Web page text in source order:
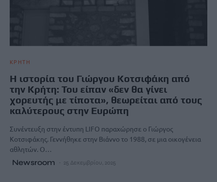
ΚΡΗΤΗ
H ιστορία του Γιώργου Κοτσιφάκη από
την Κρήτη: Του είπαν «δεν θα γίνει
χορευτής με τίποτα», θεωρείται από τους
καλύτερους στην Ευρώπη
Συνέντευξη στην έντυπη LIFO παραχώρησε ο Γιώργος
Κοτσιφάκης. Γεννήθηκε στην Βιάννο το 1988, σε μια οικογένεια
αθλητών. Ο…
Newsroom 25 Δεκεμβρίου, 2025